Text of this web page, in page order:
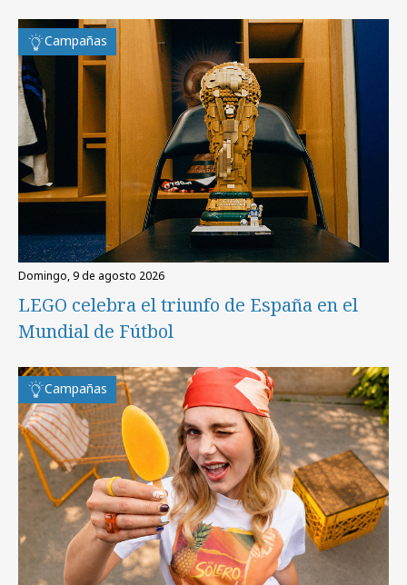
Campañas
domingo, 9 de agosto 2026
LEGO celebra el triunfo de España en el
Mundial de Fútbol
Campañas